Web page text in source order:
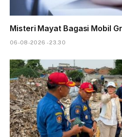
Misteri Mayat Bagasi Mobil
06-08-2026 - 23.30